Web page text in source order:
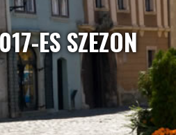
ES SZEZON